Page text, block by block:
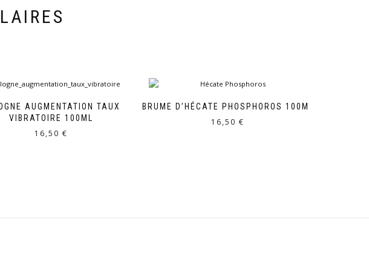
AUGMENTATION TAUX
VIBRATOIRE 100ML
16,50 €
BRUME D’HÉCATE PHOSPHOROS 100ML
16,50€